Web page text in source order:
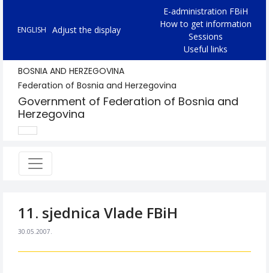
ENGLISH Adjust the display
E-administration FBiH
How to get information
Sessions
Useful links
BOSNIA AND HERZEGOVINA
Federation of Bosnia and Herzegovina
Government of Federation of Bosnia and
Herzegovina
11. sjednica Vlade FBiH
30.05.2007.